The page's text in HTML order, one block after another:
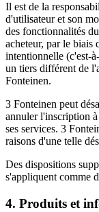
Il est de la
d'utilisateur et son
des fonctionnalités
acheteur, par le biais
intentionnelle (c'est-
un tiers différent de
Fonteinen.
3 Fonteinen peut
annuler l'inscription
ses services. 3
raisons d'une telle
Des dispositions
s'appliquent comme
4. Produits et